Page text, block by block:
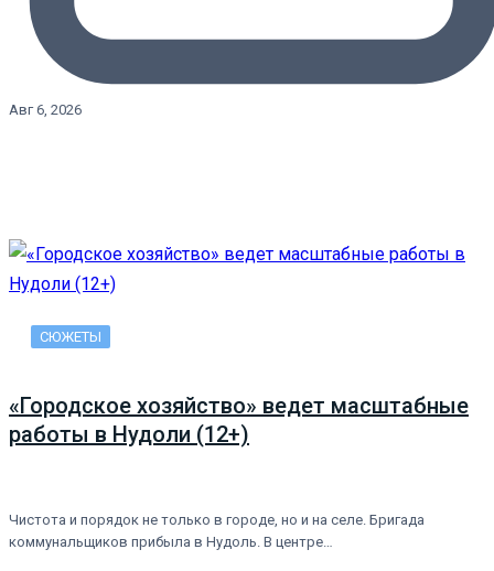
Авг 6, 2026
СЮЖЕТЫ
«Городское хозяйство» ведет масштабные
работы в Нудоли (12+)
Чистота и порядок не только в городе, но и на селе. Бригада
коммунальщиков прибыла в Нудоль. В центре…